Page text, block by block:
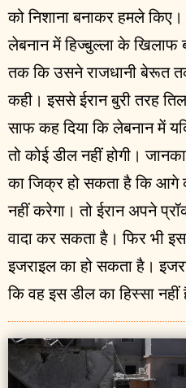
को निशाना बनाकर हमले
लेबनान में हिज्बुल्ला के
तक कि उसने राजधानी बेरूत
कही। इससे ईरान बुरी तरह
साफ कह दिया कि लेबनान में
तो कोई डील नहीं होगी।
का जिक्र हो सकता है कि आगे
नहीं करेगा। तो ईरान अपने
वादा कर सकता है। फिर भी
इजराइल का हो सकता है।
कि वह इस डील का हिस्सा नहीं